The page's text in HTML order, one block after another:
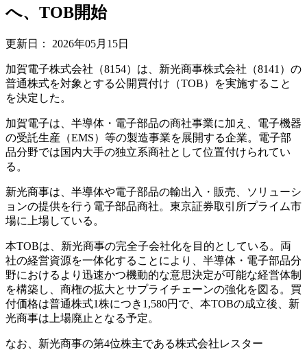
へ、TOB開始
更新日： 2026年05月15日
加賀電子株式会社（8154）は、新光商事株式会社（8141）の
普通株式を対象とする公開買付け（TOB）を実施すること
を決定した。
加賀電子は、半導体・電子部品の商社事業に加え、電子機器
の受託生産（EMS）等の製造事業を展開する企業。電子部
品分野では国内大手の独立系商社として位置付けられてい
る。
新光商事は、半導体や電子部品の輸出入・販売、ソリューシ
ョンの提供を行う電子部品商社。東京証券取引所プライム市
場に上場している。
本TOBは、新光商事の完全子会社化を目的としている。両
社の経営資源を一体化することにより、半導体・電子部品分
野におけるより迅速かつ機動的な意思決定が可能な経営体制
を構築し、商権の拡大とサプライチェーンの強化を図る。買
付価格は普通株式1株につき1,580円で、本TOBの成立後、新
光商事は上場廃止となる予定。
なお、新光商事の第4位株主である株式会社レスター